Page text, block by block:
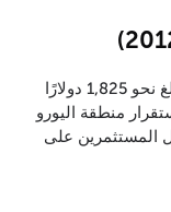
ارتفع الذهب إلى مستوياتٍ قياسية جديدة، ليبلغ نحو 1,825 دولارًا
استقرار منطقة اليورو
المستثمرين على